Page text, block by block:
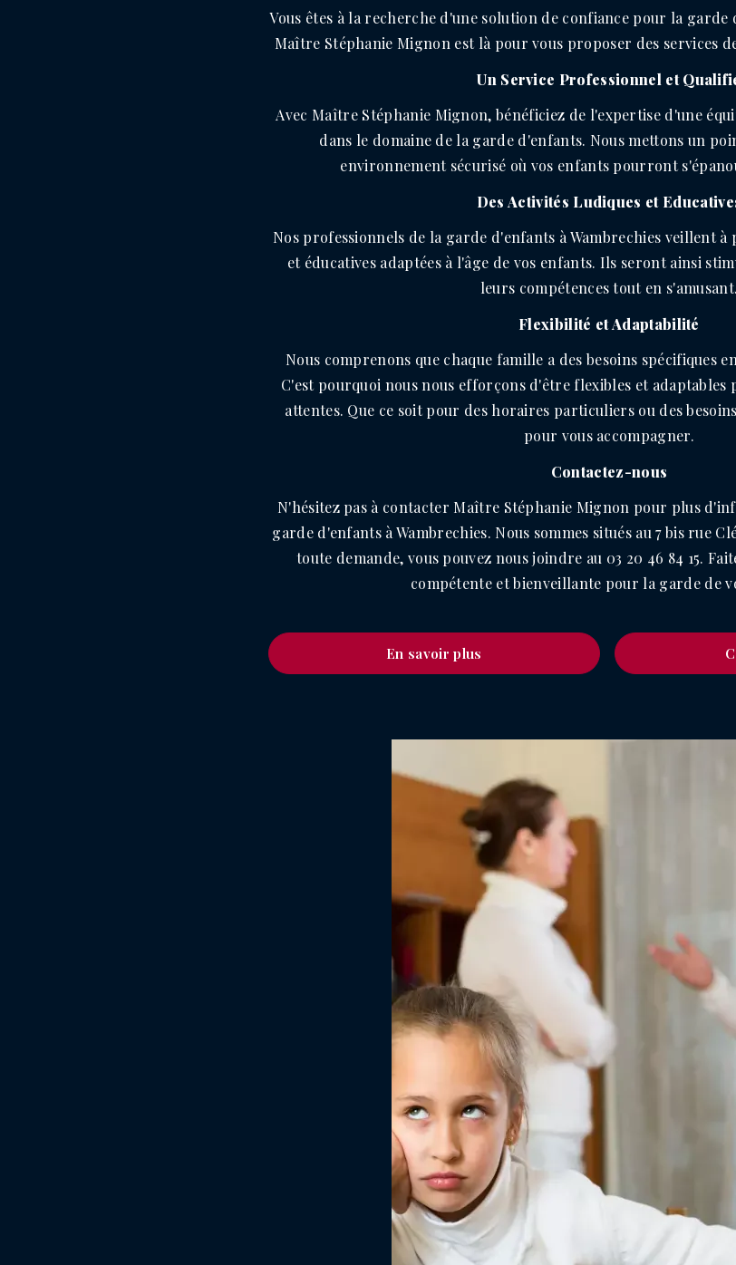
Vous êtes à la recherche d'une solution de confiance pour la garde
Maître Stéphanie Mignon est là pour vous proposer des services
Un Service Professionnel et
Avec Maître Stéphanie Mignon, bénéficiez de l'expertise d'une
dans le domaine de la garde d'enfants. Nous mettons un
environnement sécurisé où vos enfants pourront
Des Activités Ludiques et
Nos professionnels de la garde d'enfants à Wambrechies veillent
et éducatives adaptées à l'âge de vos enfants. Ils seront ainsi
leurs compétences tout en s'amusant.
Flexibilité et Adaptabilité
Nous comprenons que chaque famille a des besoins spécifiques
C'est pourquoi nous nous efforçons d'être flexibles et adaptables
attentes. Que ce soit pour des horaires particuliers ou des
pour vous accompagner.
Contactez-nous
N'hésitez pas à contacter Maître Stéphanie Mignon pour plus
garde d'enfants à Wambrechies. Nous sommes situés au 7 bis rue
toute demande, vous pouvez nous joindre au 03 20 46 84 15.
compétente et bienveillante pour la garde de
En savoir plus